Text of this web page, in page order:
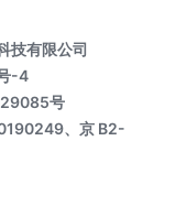
有限公司
-4
号
、京 B2-